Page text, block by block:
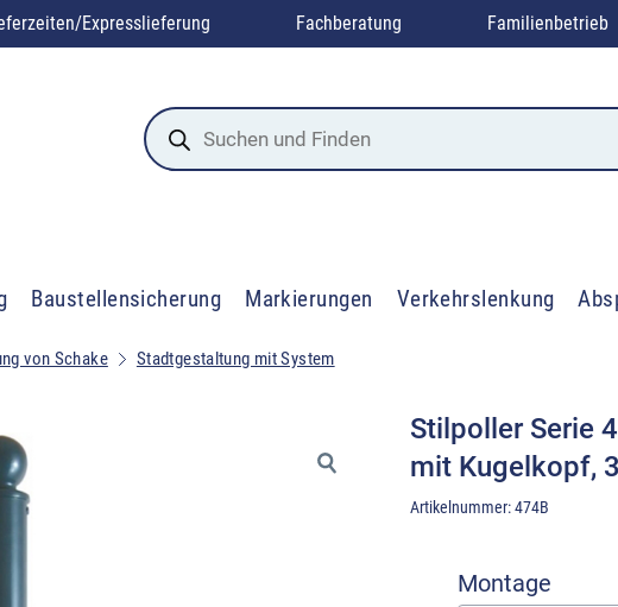
Expresslieferung Fachberatung Familienbetrieb
Products
search
Baustellensicherung Markierungen Verkehrslenkung
von Schake Stadtgestaltung mit System
Stilpoller Serie
mit Kugelkopf,
Artikelnummer:474B
Montage